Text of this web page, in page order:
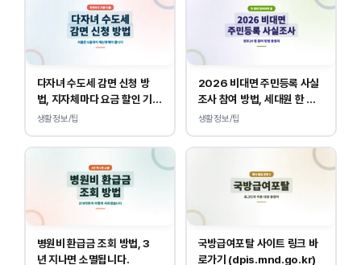
다자녀 수도세 감면 신청 방
법, 지자체마다 요금 할인 기준
이 다릅니다.
생활정보/팁
2026 비대면 주민등록 사실
조사 참여 방법, 세대원 한 명
만 하면 됩니다.
생활정보/팁
병원비 환급금 조회 방법, 3
년 지나면 소멸됩니다.
국방급여포탈 사이트 링크 바
로가기 (dpis.mnd.go.kr)